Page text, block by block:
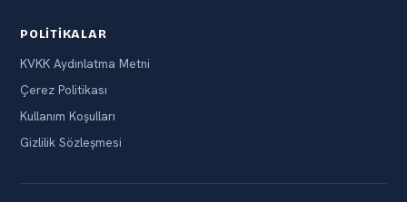
POLITIKALAR
KVKK Aydınlatma Metni
Çerez Politikası
Kullanım Koşulları
Gizlilik Sözleşmesi